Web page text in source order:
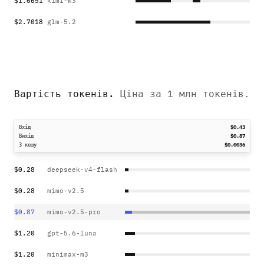
$2.7018 glm-5.2
Вартість токенів . Ціна за 1 млн токенів.
$0.28 deepseek-v4-flash
$0.28 mimo-v2.5
$0.87 mimo-v2.5-pro
$1.20 gpt-5.6-luna
$1.20 minimax-m3
Вхід
$0.43
Вихід
$0.87
З кешу
$0.0036